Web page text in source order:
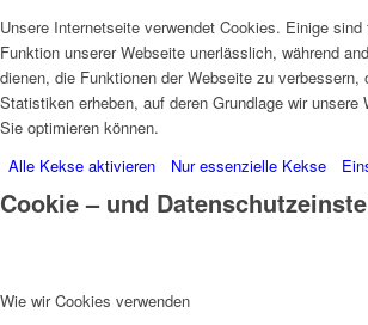
Unsere Internetseite verwendet Cookies. Einige sind
Funktion unserer Webseite unerlässlich, während
dienen, die Funktionen der Webseite zu verbessern,
Statistiken erheben, auf deren Grundlage wir unsere
Sie optimieren können.
Alle Kekse aktivieren
Nur essenzielle Kekse
Cookie – und
Wie wir Cookies verwenden